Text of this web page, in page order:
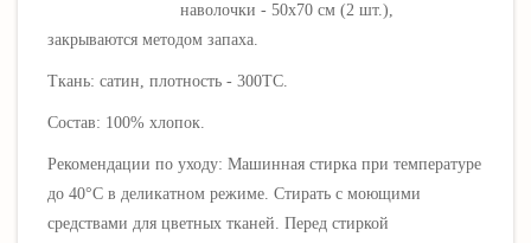
наволочки - 50х70 см (2 шт.),
закрываются методом запаха.
Ткань: сатин, плотность - 300ТС.
Состав: 100% хлопок.
Рекомендации по уходу: Машинная стирка при температуре
до 40°C в деликатном режиме. Стирать с моющими
средствами для цветных тканей. Перед стиркой